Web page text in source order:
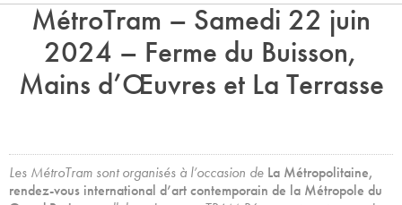
MétroTram – Samedi 22 juin
2024 – Ferme du Buisson,
Mains d’Œuvres et La Terrasse
Les MétroTram sont organisés à l’occasion de La Métropolitaine,
rendez-vous international d’art contemporain de la Métropole du